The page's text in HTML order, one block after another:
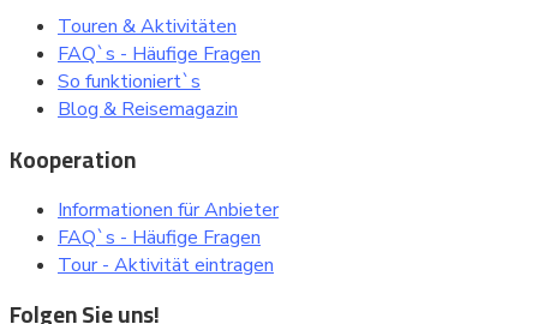
Touren & Aktivitäten
FAQ`s - Häufige Fragen
So funktioniert`s
Blog & Reisemagazin
Kooperation
Informationen für Anbieter
FAQ`s - Häufige Fragen
Tour - Aktivität eintragen
Folgen Sie uns!